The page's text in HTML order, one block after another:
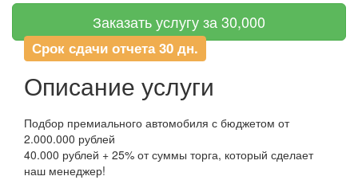
Заказать услугу за 30,000
Срок сдачи отчета 30 дн.
Описание услуги
Подбор премиального автомобиля с бюджетом от
2.000.000 рублей
40.000 рублей + 25% от суммы торга, который сделает
наш менеджер!